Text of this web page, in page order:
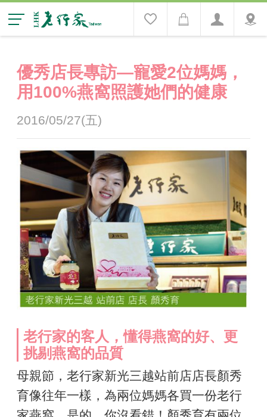
優秀店長專訪—寵愛2位媽媽，
用100%燕窩照護她們的健康
2016/05/27(五)
老行家的客人，懂得燕窩的好、更
挑剔燕窩的品質
母親節，老行家新光三越站前店店長顏秀
育像往年一樣，為兩位媽媽各買一份老行